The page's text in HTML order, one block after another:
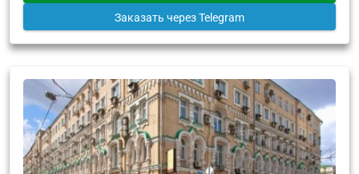
Заказать через Telegram